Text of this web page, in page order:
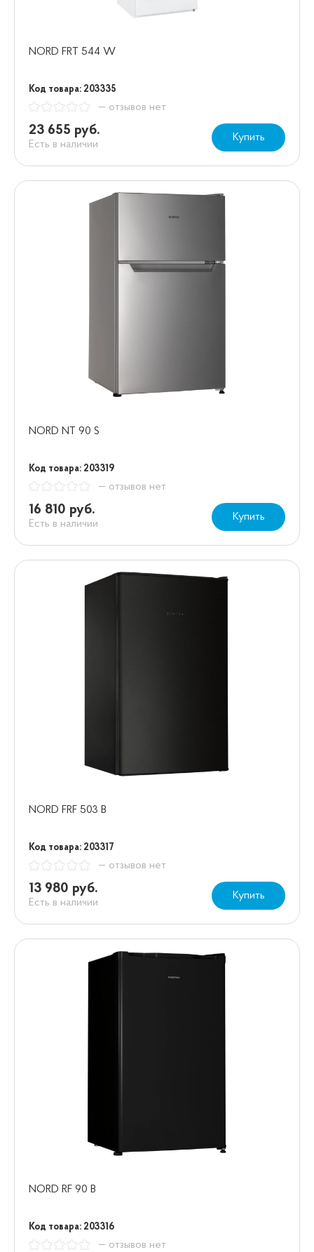
NORD FRT 544 W
Код товара: 203335
— отзывов нет
23 655 руб.
Есть в наличии
Купить
NORD NT 90 S
Код товара: 203319
— отзывов нет
16 810 руб.
Есть в наличии
Купить
NORD FRF 503 B
Код товара: 203317
— отзывов нет
13 980 руб.
Есть в наличии
Купить
NORD RF 90 B
Код товара: 203316
— отзывов нет